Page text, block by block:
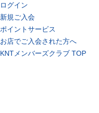
ログイン
新規ご入会
ポイントサービス
お店でご入会された方へ
KNTメンバーズクラブ TOP